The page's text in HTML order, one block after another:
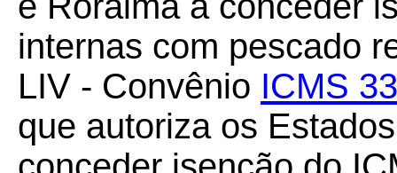
internas com pescado
LIV - Convênio ICMS
que autoriza os